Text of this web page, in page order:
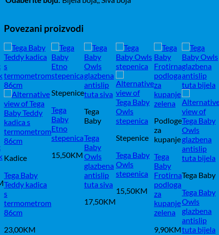
Povezani proizvodi
Kadice
Tega Baby
Teddy kadica
s
termometrom
86cm
23,00KM
Stepenice
Tega
Baby
Etno
stepenica
15,50KM
Tega
Baby
Tega
Baby
Owls
glazbena
antislip
tuta siva
17,50KM
Stepenice
Tega Baby
Owls
stepenica
15,50KM
Podloge
za
kupanje
Tega
Baby
Frotirna
podloga
za
kupanje
zelena
9,90KM
Tega Baby
Tega Baby
Owls
glazbena
antislip
tuta bijela